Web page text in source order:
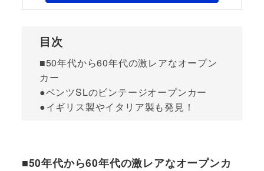
目次
■50年代から60年代の激レアなオープン
カー
●ベンツSLのビンテージオープンカー
●イギリス製やイタリア製も発見！
■50年代から60年代の激レアなオープンカ